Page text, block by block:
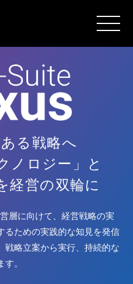
る戦略へ
ノロジー」と
経営の双輪に
層に向けて、経営戦略の実
るための実践的な知見を発信
戦略立案から実行、持続的な
。